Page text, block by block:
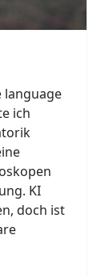
language
ich
KI
doch ist